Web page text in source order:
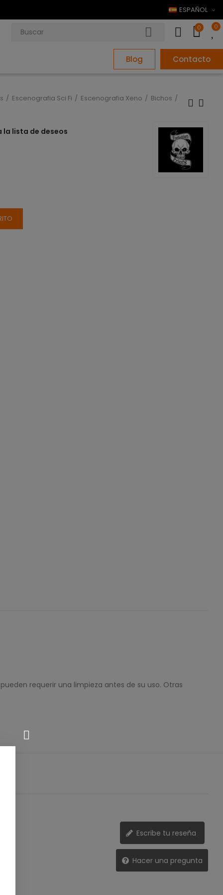
ESPAÑOL
0 0
Blog Contacto
Escenografia Sci Fi Escenografia Xeno
Bichos
la lista de deseos
requerir una limpieza antes de su uso. Otras
Escribe tu reseña
Hacer una pregunta